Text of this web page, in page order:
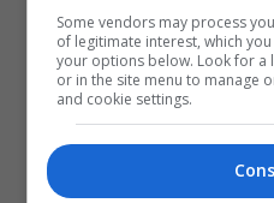
Some vendors may process
of legitimate interest, which
your options below. Look for a
or in the site menu to manage
and cookie settings.